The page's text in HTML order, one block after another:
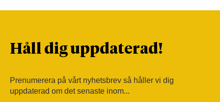
Håll dig uppdaterad!
Prenumerera på vårt nyhetsbrev så håller vi dig
uppdaterad om det senaste inom...